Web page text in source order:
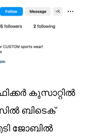
കുസാറ്റിൽ
ബിടെക്
ജോബിൽ